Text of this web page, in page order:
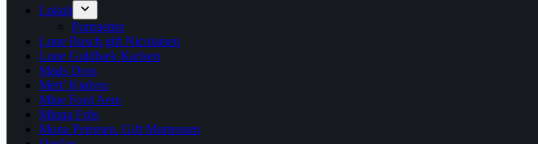
Lokalt
Portraetter
Lone Busch gift Nicolaisen
Lone Guldbæk Karlsen
Mads Doss
Mett’ Kjølvro
Mine Ford Aere
Minna Friis
Mona Petersen. Gift Mortensen